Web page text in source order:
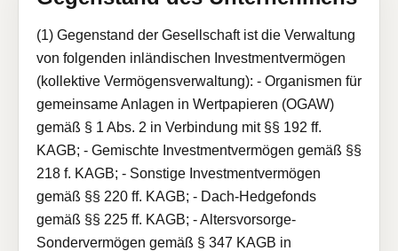
(1) Gegenstand der Gesellschaft ist die Verwaltung
von folgenden inländischen Investmentvermögen
(kollektive Vermögensverwaltung): - Organismen für
gemeinsame Anlagen in Wertpapieren (OGAW)
gemäß § 1 Abs. 2 in Verbindung mit §§ 192 ff.
KAGB; - Gemischte Investmentvermögen gemäß §§
218 f. KAGB; - Sonstige Investmentvermögen
gemäß §§ 220 ff. KAGB; - Dach-Hedgefonds
gemäß §§ 225 ff. KAGB; - Altersvorsorge-
Sondervermögen gemäß § 347 KAGB in